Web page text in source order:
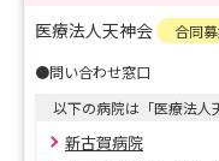
医療法人天神会
合同
●問い合わせ窓口
以下の病院は「医療法人
新古賀病院